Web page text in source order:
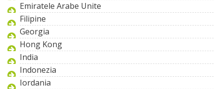
Emiratele Arabe Unite
Filipine
Georgia
Hong Kong
India
Indonezia
Iordania